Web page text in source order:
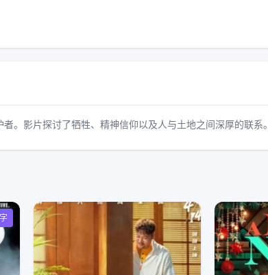
。影片探讨了牺牲、精神信仰以及人与土地之间深厚的联系。